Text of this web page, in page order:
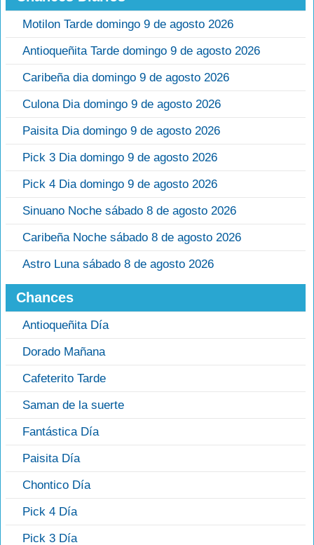
Motilon Tarde domingo 9 de agosto 2026
Antioqueñita Tarde domingo 9 de agosto 2026
Caribeña dia domingo 9 de agosto 2026
Culona Dia domingo 9 de agosto 2026
Paisita Dia domingo 9 de agosto 2026
Pick 3 Dia domingo 9 de agosto 2026
Pick 4 Dia domingo 9 de agosto 2026
Sinuano Noche sábado 8 de agosto 2026
Caribeña Noche sábado 8 de agosto 2026
Astro Luna sábado 8 de agosto 2026
Chances
Antioqueñita Día
Dorado Mañana
Cafeterito Tarde
Saman de la suerte
Fantástica Día
Paisita Día
Chontico Día
Pick 4 Día
Pick 3 Día